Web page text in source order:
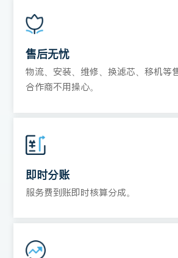
售后无忧
物流、安装、维修、换滤芯、移机等
合作商不用操心。
即时分账
服务费到账即时核算分成。